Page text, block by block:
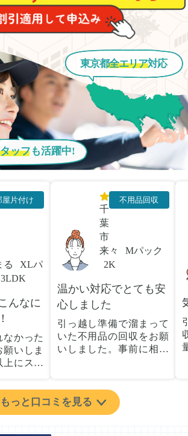
ッフ も活躍中!
東京都全エリア対応
る
XLパ
3LDK
屋片付け
んなに
かった
いしま
上にスム
い家具が
だけでは
い状態で
千
葉
市
来々
Mパック
2K
不用品回収
温かい対応でとても安
心しました
引っ越し準備で溜まって
いた不用品の回収をお願
いしました。事前に相談
古い家具や壊れた家電な
ど、処分が難しいものが
もっと口コミを見る